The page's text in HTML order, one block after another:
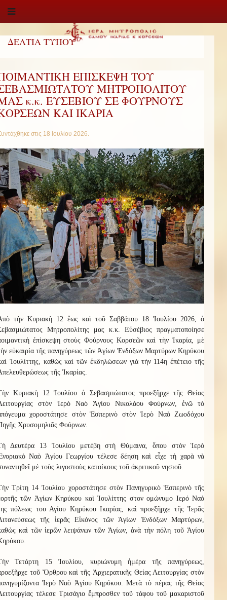
ΔΕΛΤΙΑ ΤΥΠΟΥ
ΕΠΙΣΚΕΨΗ ΤΟΥ
ΜΗΤΡΟΠΟΛΙΤΟΥ
κ.κ. ΕΥΣΕΒΙΟΥ ΣΕ ΦΟΥΡΝΟΥΣ
ΚΑΙ ΙΚΑΡΙΑ
στις 18 Ιουλίου 2026.
τὴν Κυριακὴ 12 ἕως καὶ τοῦ Σαββάτου 18 Ἰουλίου 2026, ὁ
Μητροπολίτης μας κ.κ. Εὐσέβιος πραγματοποίησε
ἐπίσκεψη στοὺς Φούρνους Κορσεῶν καὶ τὴν Ἰκαρία, μὲ
εὐκαιρία τῆς πανηγύρεως τῶν Ἁγίων Ἐνδόξων Μαρτύρων Κηρύκου
Ἰουλίττης, καθὼς καὶ τῶν ἐκδηλώσεων γιὰ τὴν 114η ἐπέτειο τῆς
τῆς Ἰκαρίας.
Κυριακὴ 12 Ἰουλίου ὁ Σεβασμιώτατος προεξῆρχε τῆς Θείας
στὸν Ἱερὸ Ναὸ Ἁγίου Νικολάου Φούρνων, ἐνῶ τὸ
χοροστάτησε στὸν Ἑσπερινὸ στὸν Ἱερὸ Ναὸ Ζωοδόχου
Χρυσομηλιᾶς Φούρνων.
Δευτέρα 13 Ἰουλίου μετέβη στὴ Θύμαινα, ὅπου στὸν Ἱερὸ
Ναὸ Ἁγίου Γεωργίου τέλεσε δέηση καὶ εἶχε τὴ χαρὰ νὰ
μὲ τοὺς λιγοστοὺς κατοίκους τοῦ ἀκριτικοῦ νησιοῦ.
Τρίτη 14 Ἰουλίου χοροστάτησε στὸν Πανηγυρικὸ Ἑσπερινὸ τῆς
τῶν Ἁγίων Κηρύκου καὶ Ἰουλίττης στον ομώνυμο Ιερό Ναό
πόλεως του Αγίου Κηρύκου Ικαρίας, καὶ προεξῆρχε τῆς Ἱερᾶς
τῆς ἱερᾶς Εἰκόνος τῶν Ἁγίων Ἐνδόξων Μαρτύρων,
καὶ τῶν ἱερῶν λειψάνων τῶν Ἁγίων, ἀνὰ τὴν πόλη τοῦ Ἁγίου
Τετάρτη 15 Ἰουλίου, κυριώνυμη ἡμέρα τῆς πανηγύρεως,
τοῦ Ὄρθρου καὶ τῆς Ἀρχιερατικῆς Θείας Λειτουργίας στὸν
Ἱερὸ Ναὸ Ἁγίου Κηρύκου. Μετὰ τὸ πέρας τῆς Θείας
τέλεσε Τρισάγιο ἔμπροσθεν τοῦ τάφου τοῦ μακαριστοῦ